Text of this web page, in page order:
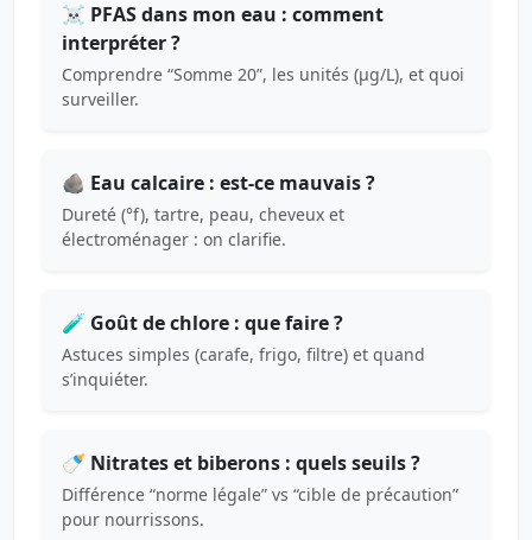
☠️ PFAS dans mon eau : comment
interpréter ?
Comprendre “Somme 20”, les unités (µg/L), et quoi
surveiller.
🪨 Eau calcaire : est-ce mauvais ?
Dureté (°f), tartre, peau, cheveux et
électroménager : on clarifie.
🧪 Goût de chlore : que faire ?
Astuces simples (carafe, frigo, filtre) et quand
s’inquiéter.
🍼 Nitrates et biberons : quels seuils ?
Différence “norme légale” vs “cible de précaution”
pour nourrissons.